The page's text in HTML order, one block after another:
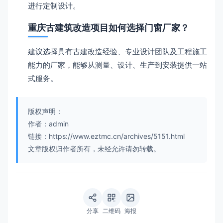
进行定制设计。
重庆古建筑改造项目如何选择门窗厂家？
建议选择具有古建改造经验、专业设计团队及工程施工
能力的厂家，能够从测量、设计、生产到安装提供一站
式服务。
版权声明：
作者：admin
链接：https://www.eztmc.cn/archives/5151.html
文章版权归作者所有，未经允许请勿转载。
分享 二维码 海报